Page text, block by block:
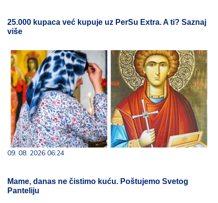
25.000 kupaca već kupuje uz PerSu Extra. A ti? Saznaj
više
09. 08. 2026 06:24
Mame, danas ne čistimo kuću. Poštujemo Svetog
Panteliju